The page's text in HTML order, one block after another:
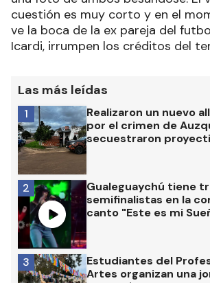
cuestión es muy corto y en el
ve la boca de la ex pareja del
Icardi, irrumpen los créditos del
Las más leídas
Realizaron un nuevo
por el crimen de
secuestraron
1
Gualeguaychú tiene
semifinalistas en la
canto "Este es mi
2
Estudiantes del
Artes organizan una
3